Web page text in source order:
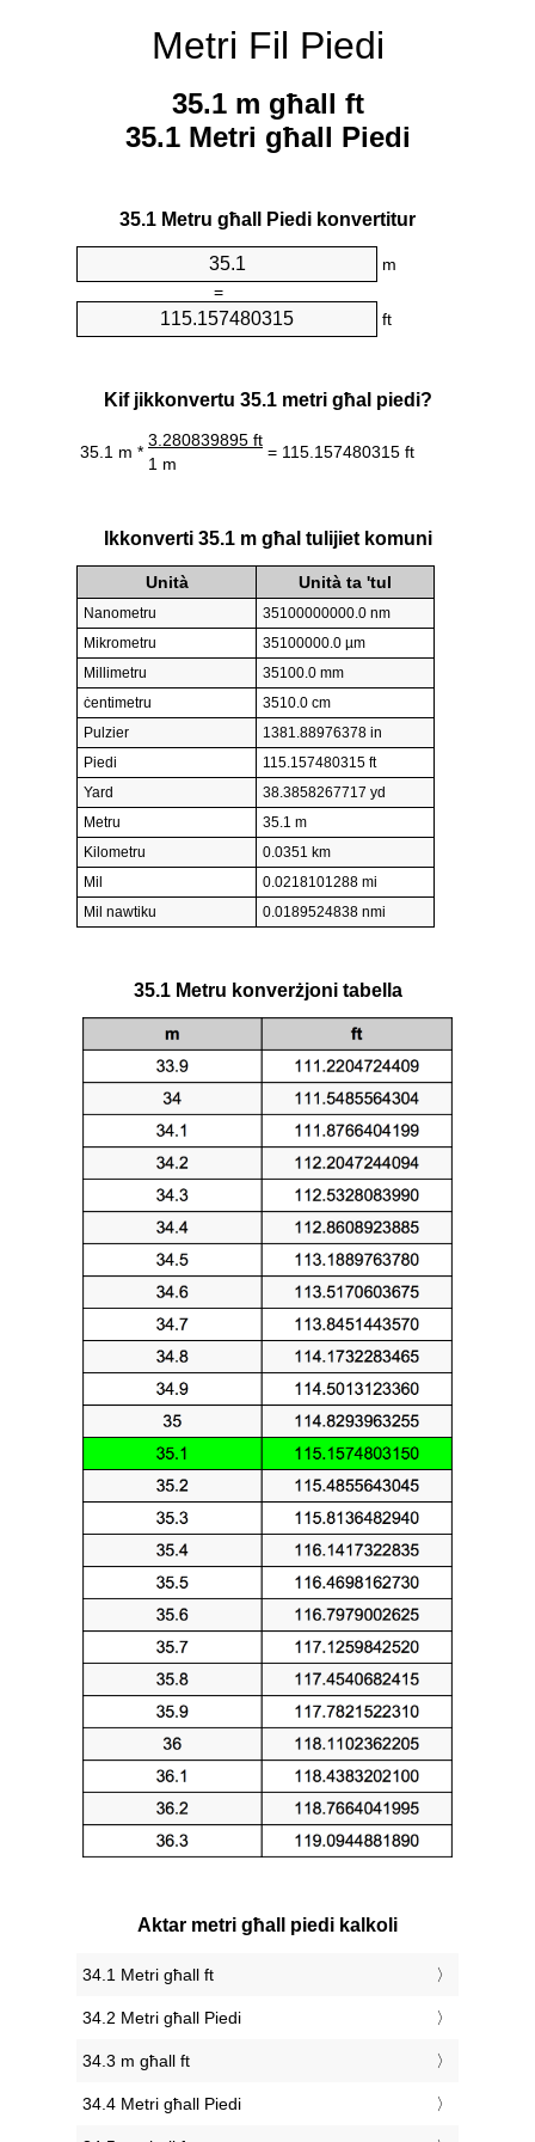
Metri Fil Piedi
35.1 m għall ft
35.1 Metri għall Piedi
35.1 Metru għall Piedi konvertitur
m
=
ft
Kif jikkonvertu 35.1 metri għal piedi?
35.1 m *
3.280839895 ft
= 115.157480315 ft
1 m
Ikkonverti 35.1 m għal tulijiet komuni
Unità Unità ta 'tul
Nanometru
35100000000.0 nm
Mikrometru
35100000.0 µm
Millimetru
35100.0 mm
ċentimetru
3510.0 cm
Pulzier
1381.88976378 in
Piedi
115.157480315 ft
Yard
38.3858267717 yd
Metru
35.1 m
Kilometru
0.0351 km
Mil
0.0218101288 mi
Mil nawtiku
0.0189524838 nmi
35.1 Metru konverżjoni tabella
Aktar metri għall piedi kalkoli
34.1 Metri għall ft
34.2 Metri għall Piedi
34.3 m għall ft
34.4 Metri għall Piedi